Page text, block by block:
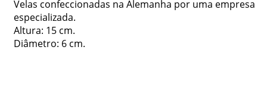
Velas confeccionadas na Alemanha por uma empresa
especializada.
Altura: 15 cm.
Diâmetro: 6 cm.